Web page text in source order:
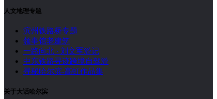
人文地理专题
滨州铁路桥专题
领事馆老建筑
一路向北 · 刘文军游记
中东铁路寻迹跨境自驾游
寻秘哈尔滨-高虹作品集
关于大话哈尔滨